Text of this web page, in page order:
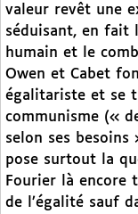
valeur revêt une
séduisant, en fait
humain et le
Owen et Cabet
égalitariste et se
communisme («
selon ses
pose surtout la
Fourier là encore
de l’égalité sauf